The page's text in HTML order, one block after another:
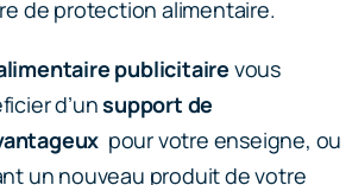
de protection alimentaire.
publicitaire vous
d’unsupport de
pour votre enseigne, ou
un nouveau produit de votre